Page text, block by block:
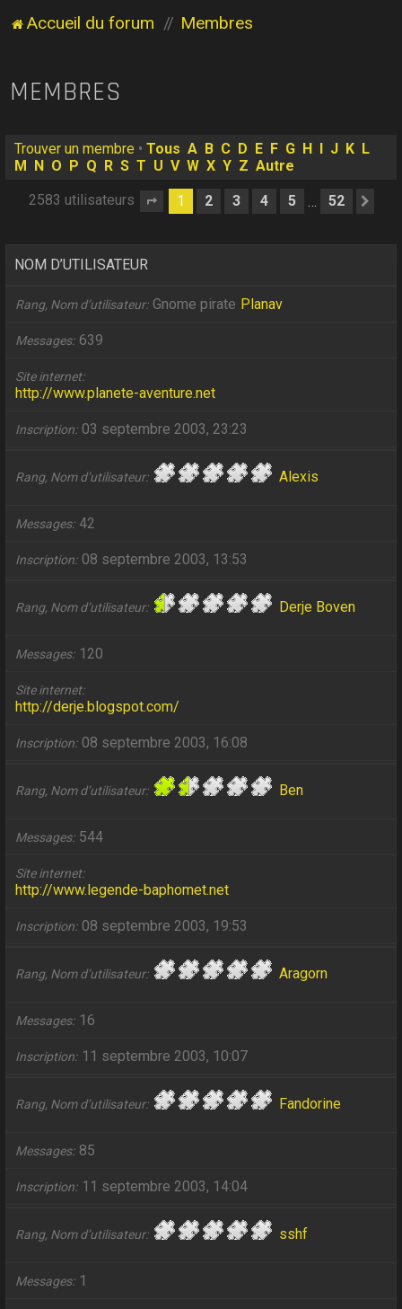
Accueil du forum Membres
MEMBRES
Trouver un membre •Tous A B C D E F G H J K L
M
N O P Q R S T U V W X Y Z Autre
2583 utilisateurs Page 1sur52
1 2 3 4 5 … 52
NOM D’UTILISATEUR
Rang, Nom d’utilisateur Gnome pirate Planav
Messages 639
Site internet
http://www.planete-aventure.net
Inscription 03 septembre 2003, 23:23
Rang, Nom d’utilisateur Alexis
Messages 42
Inscription 08 septembre 2003, 13:53
Rang, Nom d’utilisateur Derje Boven
Messages 120
Site internet
http://derje.blogspot.com/
Inscription 08 septembre 2003, 16:08
Rang, Nom d’utilisateur Ben
Messages 544
Site internet
http://www.legende-baphomet.net
Inscription 08 septembre 2003, 19:53
Rang, Nom d’utilisateur Aragorn
Messages 16
Inscription 11 septembre 2003, 10:07
Rang, Nom d’utilisateur Fandorine
Messages 85
Inscription 11 septembre 2003, 14:04
Rang, Nom d’utilisateur sshf
Messages 1